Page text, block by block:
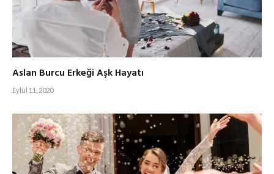
Aslan Burcu Erkeği Aşk Hayatı
Eylül 11, 2020